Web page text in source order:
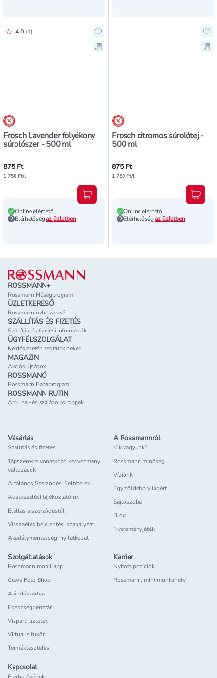
árréscsökkentés
Frosch Lavender folyékony
súrolószer - 500 ml
Értékelés pontszáma:
4.0 (1)
Hozzáadás a kedvencekhez,
Mentés a bevásárló listára,
875 Ft
1 750 Ft/l
Online elérhető
Elérhetőségaz üzletben
Kosárba teszem
árréscsökkentés
Frosch citromos súrolótej -
500 ml
875 Ft
1 750 Ft/l
Online elérhető
Elérhetőség az üzletben
Lábléc
ROSSMANN+
Rossmann Hűségprogram
ÜZLETKERESŐ
Rossmann üzlet kereső
SZÁLLÍTÁS ÉS FIZETÉS
Szállítási és fizetési információk
ÜGYFÉLSZOLGÁLAT
Kérdés esetén segítünk neked
MAGAZIN
Akciós újságok
ROSSMANÓ
Rossmann Babaprogram
ROSSMANN RUTIN
Arc-, haj- és szájápolási tippek
Vásárlás
Szállítás és fizetés
Tápszerekre vonatkozó kedvezmény
változások
Általános Szerződési Feltételek
Adatkezelési tájékoztatóink
Elállás a szerződéstől
Visszaélés bejelentési szabályzat
Akadálymentességi nyilatkozat
A Rossmannról
Kik vagyunk?
Rossmann minőség
Víziónk
Egy zöldebb világért
Sajtószoba
Blog
Nyereményjáték
Szolgáltatások
Rossmann mobil app
Cewe Foto Shop
Ajándékkártya
Egészségpénztár
Vízparti üzletek
Virtuális tükör
Terméktesztelés
Karrier
Nyitott pozíciók
Rossmann, mint munkahely
Kapcsolat